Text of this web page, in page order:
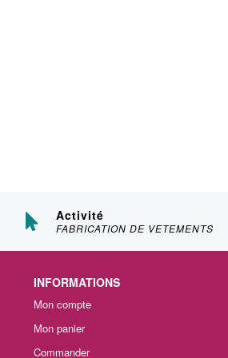
Activité
FABRICATION DE VETEMENTS
INFORMATIONS
Mon compte
Mon panier
Commander